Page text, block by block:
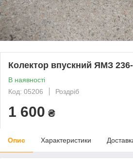
Колектор впускний ЯМЗ 236-
В наявності
Код: 05206
Роздріб
1 600 ₴
Опис Характеристики